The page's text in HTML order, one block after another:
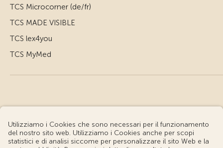
TCS Microcorner (de/fr)
TCS MADE VISIBLE
TCS lex4you
TCS MyMed